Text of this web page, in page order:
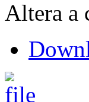
Altera a